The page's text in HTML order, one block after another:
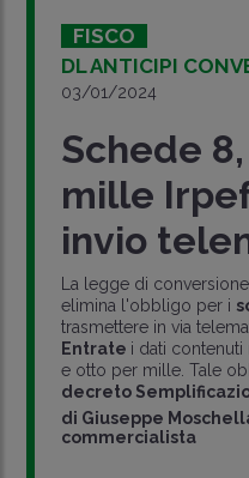
FISCO
DL ANTICIPI
03/01/2024
Schede
mille
invio
La legge di
elimina l'obbligo per i
trasmettere in via
Entrate i dati
e otto per mille. Tale
decreto
di Giuseppe
commercialista